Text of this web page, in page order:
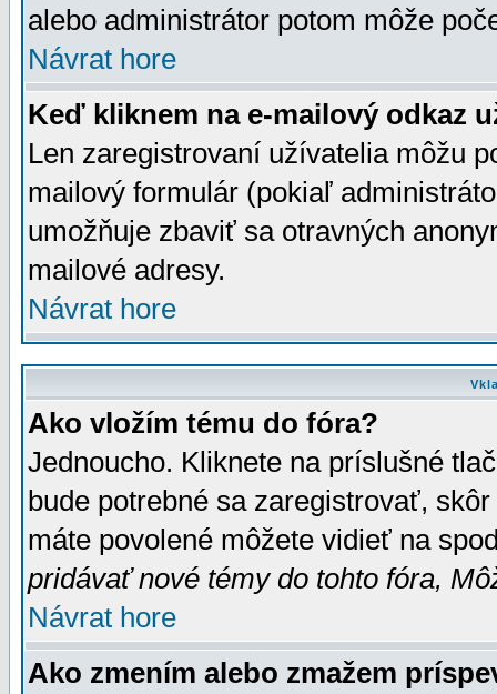
alebo administrátor potom môže
Návrat hore
Keď kliknem na e-mailový odkaz
Len zaregistrovaní užívatelia môžu
mailový formulár (pokiaľ
umožňuje zbaviť sa otravných
mailové adresy.
Návrat hore
Ako vložím tému do fóra?
Jednoucho. Kliknete na príslušné
bude potrebné sa zaregistrovať,
máte povolené môžete vidieť na
pridávať nové témy do tohto fóra,
Návrat hore
Ako zmením alebo zmažem